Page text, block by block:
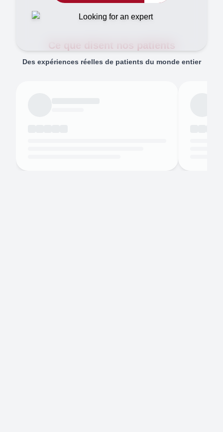
Ce que disent nos patients
Des expériences réelles de patients du monde entier